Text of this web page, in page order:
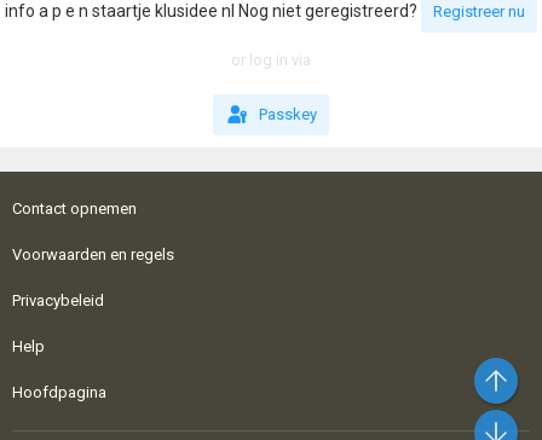
info a p e n staartje klusidee nl Nog niet geregistreerd?
Registreer nu
or log in via
Passkey
Contact opnemen
Voorwaarden en regels
Privacybeleid
Help
Hoofdpagina